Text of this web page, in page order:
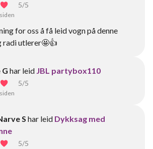
5/5
for oss å få leid vogn på denne
radi utlerer🤩👍
har leid JBL partybox110
5/5
S har leid Dykksag med
5/5